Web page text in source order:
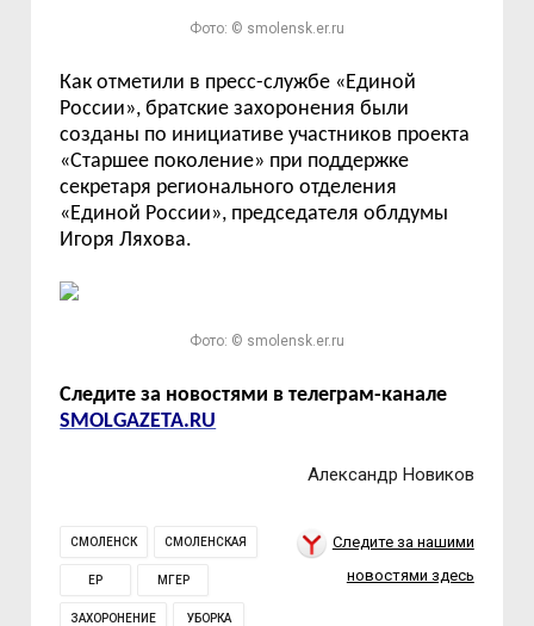
Фото: © smolensk.er.ru
Как отметили в пресс-службе «Единой
России», братские захоронения были
созданы по инициативе участников проекта
«Старшее поколение» при поддержке
секретаря регионального отделения
«Единой России», председателя облдумы
Игоря Ляхова.
Фото: © smolensk.er.ru
Следите за новостями в телеграм-канале
SMOLGAZETA.RU
Александр Новиков
СМОЛЕНСК СМОЛЕНСКАЯ
ЕР МГЕР
ЗАХОРОНЕНИЕ УБОРКА
Следите за нашими
новостями здесь